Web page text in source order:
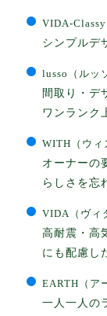
VIDA-Classy
シンプルデ
lusso（ルッ
間取り・デ
ワンランク
WITH（ウィ
オーナーの
らしさを忘
VIDA（ヴィ
高耐震・高
にも配慮し
EARTH（ア
一人一人の